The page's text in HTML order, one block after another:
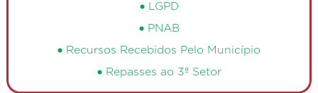
LGPD
PNAB
Recursos Recebidos Pelo Município
Repasses ao 3º Setor